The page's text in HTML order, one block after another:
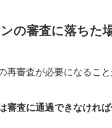
の審査に落ちた
再審査が必要になるこ
審査に通過できなけれ